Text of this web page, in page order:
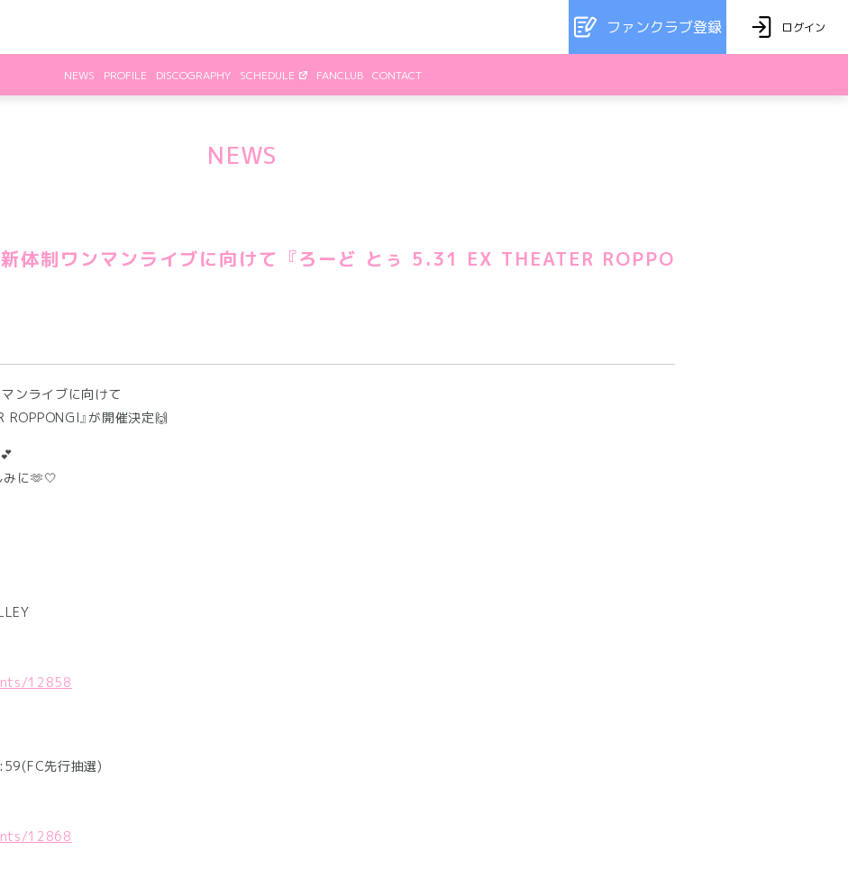
ファンクラブ登録 ログイン
NEWS PROFILE DISCOGRAPHY SCHEDULE FANCLUB CONTACT
NEWS
体制ワンマンライブに向けて 『ろーど とぅ 5.31 EX THEATER ROPPO
ンライブに向けて
ROPPONGI』が開催決定🙌
に🫶🤍
12858
先行抽選)
12868